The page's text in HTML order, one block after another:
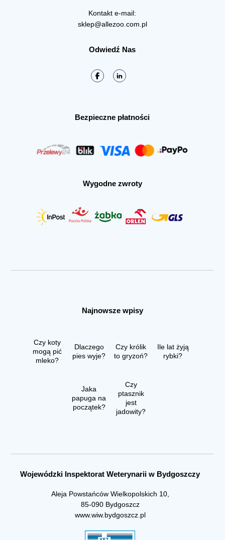
Kontakt e-mail:
sklep@allezoo.com.pl
Odwiedź Nas
Bezpieczne płatności
Wygodne zwroty
Najnowsze wpisy
Czy koty
mogą pić
mleko?
Dlaczego
pies wyje?
Czy królik
to gryzoń?
Ile lat żyją
rybki?
Jaka
papuga na
początek?
Czy
ptasznik
jest
jadowity?
Wojewódzki Inspektorat Weterynarii w Bydgoszczy
Aleja Powstańców Wielkopolskich 10,
85-090 Bydgoszcz
www.wiw.bydgoszcz.pl